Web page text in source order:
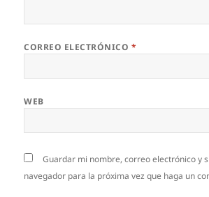
CORREO ELECTRÓNICO *
WEB
Guardar mi nombre, correo electrónico y
navegador para la próxima vez que haga un